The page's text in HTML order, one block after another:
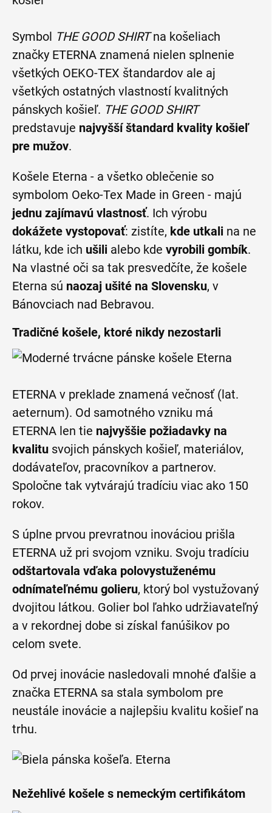
Symbol THE GOOD SHIRTna košeliach
značky ETERNA znamená nielen splnenie
všetkých OEKO-TEX štandardov ale aj
všetkých ostatných vlastností kvalitných
pánskych košieľ. THE GOOD SHIRT
predstavuje najvyšší štandard kvality košieľ
pre mužov.
Košele Eterna - a všetko oblečenie so
symbolom Oeko-Tex Made in Green - majú
jednu zajímavú vlastnosť. Ich výrobu
dokážete vystopovať: zistíte, kde utkali na ne
látku, kde ich ušili alebo kde vyrobili gombík.
Na vlastné oči sa tak presvedčíte, že košele
Eterna sú naozaj ušité na Slovensku, v
Bánovciach nad Bebravou.
Tradičné košele, ktoré nikdy nezostarli
ETERNA v preklade znamená večnosť (lat.
aeternum). Od samotného vzniku má
ETERNA len tie najvyššie požiadavky na
kvalitu svojich pánskych košieľ, materiálov,
dodávateľov, pracovníkov a partnerov.
Spoločne tak vytvárajú tradíciu viac ako 150
rokov.
S úplne prvou prevratnou inováciou prišla
ETERNA už pri svojom vzniku. Svoju tradíciu
odštartovala vďaka polovystuženému
odnímateľnému golieru, ktorý bol vystužovaný
dvojitou látkou. Golier bol ľahko udržiavateľný
a v rekordnej dobe si získal fanúšikov po
celom svete.
Od prvej inovácie nasledovali mnohé ďalšie a
značka ETERNA sa stala symbolom pre
neustále inovácie a najlepšiu kvalitu košieľ na
trhu.
Nežehlivé košele s nemeckým certifikátom